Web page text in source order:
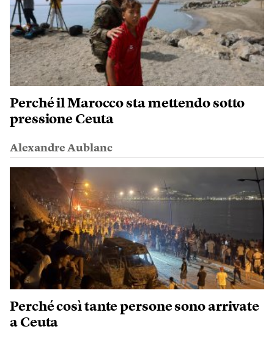
Perché il Marocco sta mettendo sotto
pressione Ceuta
Alexandre Aublanc
Perché così tante persone sono arrivate
a Ceuta